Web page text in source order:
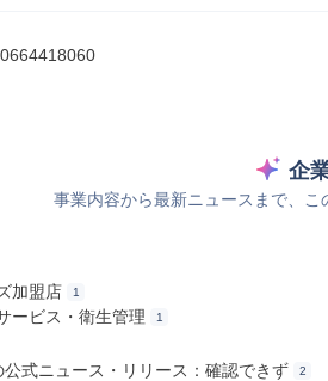
0664418060
企
事業内容から最新ニュースまで、
加盟店 1
ービス・衛生管理 1
式ニュース・リリース：確認できず 2